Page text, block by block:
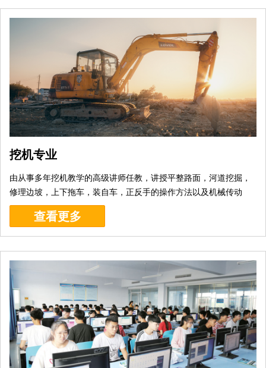
挖机专业
由从事多年挖机教学的高级讲师任教，讲授平整路面，河道挖掘，
修理边坡，上下拖车，装自车，正反手的操作方法以及机械传动
件，液压工作原理，发动机的维修与保养以及挖机的高...[
查看更多